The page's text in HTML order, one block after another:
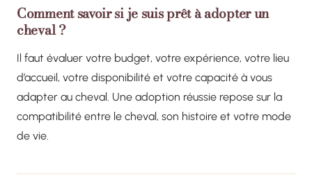
Comment savoir si je suis prêt à adopter un
cheval ?
Il faut évaluer votre budget, votre expérience, votre lieu
d’accueil, votre disponibilité et votre capacité à vous
adapter au cheval. Une adoption réussie repose sur la
compatibilité entre le cheval, son histoire et votre mode
de vie.